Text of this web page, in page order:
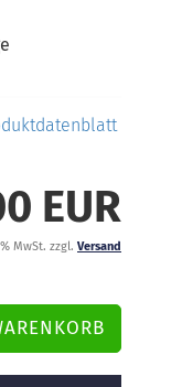
EUR
MwSt. zzgl. Versand